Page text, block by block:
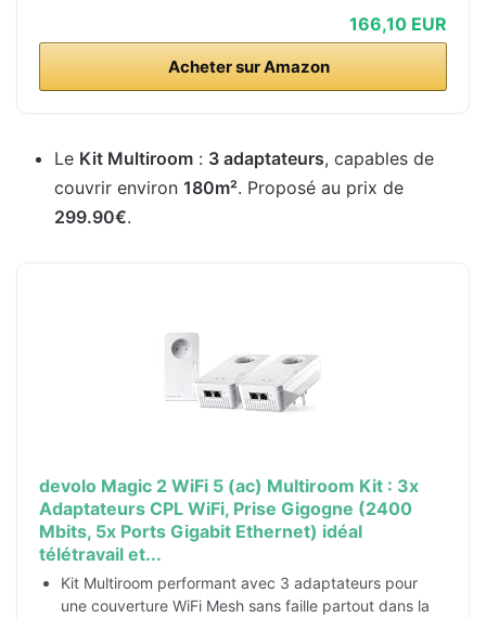
166,10 EUR
Acheter sur Amazon
Le Kit Multiroom : 3 adaptateurs, capables de
couvrir environ 180m². Proposé au prix de
299.90€.
devolo Magic 2 WiFi 5 (ac) Multiroom Kit : 3x
Adaptateurs CPL WiFi, Prise Gigogne (2400
Mbits, 5x Ports Gigabit Ethernet) idéal
télétravail et...
Kit Multiroom performant avec 3 adaptateurs pour
une couverture WiFi Mesh sans faille partout dans la